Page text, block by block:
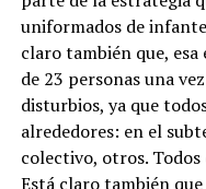
uniformados de
claro también que,
de 23 personas una
disturbios, ya que
alrededores: en el
colectivo, otros. Todos
Está claro también